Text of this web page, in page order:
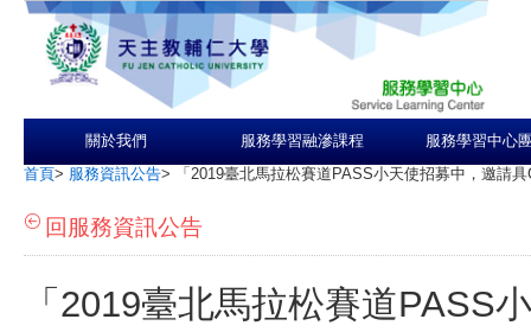
關於我們 服務學習融滲課程 服務學習中心
首頁> 服務資訊公告> 「2019臺北馬拉松賽道PASS小天使招募中，邀請
回服務資訊公告
「2019臺北馬拉松賽道PASS